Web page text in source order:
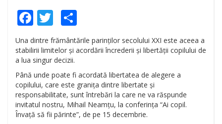
Facebook
Twitter
Una dintre frământările parinților secolului XXI este aceea a
stabilirii limitelor și acordării încrederii și libertății copilului de
a lua singur decizii.
Până unde poate fi acordată libertatea de alegere a
copilului, care este granița dintre libertate și
responsabilitate, sunt întrebări la care ne va răspunde
invitatul nostru, Mihail Neamțu, la conferința “Ai copil.
Învață să fii părinte”, de pe 15 decembrie.